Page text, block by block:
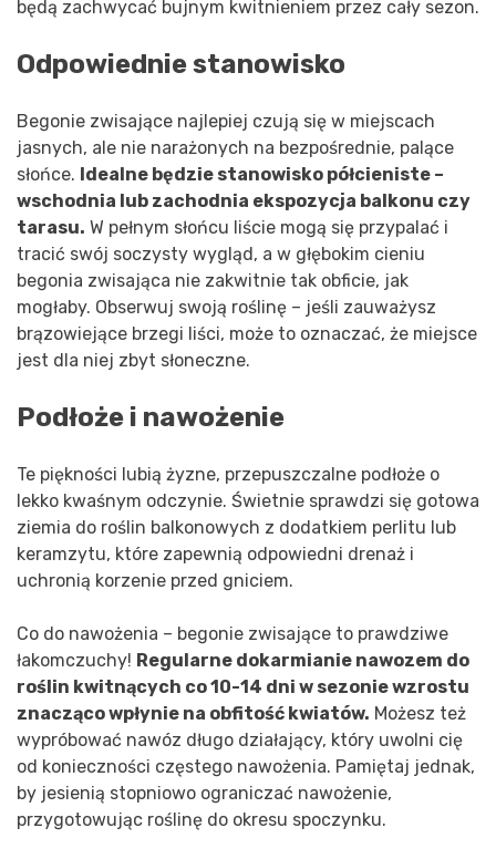
będą zachwycać bujnym kwitnieniem przez cały sezon.
Odpowiednie stanowisko
Begonie zwisające najlepiej czują się w miejscach
jasnych, ale nie narażonych na bezpośrednie, palące
słońce. Idealne będzie stanowisko półcieniste –
wschodnia lub zachodnia ekspozycja balkonu czy
tarasu. W pełnym słońcu liście mogą się przypalać i
tracić swój soczysty wygląd, a w głębokim cieniu
begonia zwisająca nie zakwitnie tak obficie, jak
mogłaby. Obserwuj swoją roślinę – jeśli zauważysz
brązowiejące brzegi liści, może to oznaczać, że miejsce
jest dla niej zbyt słoneczne.
Podłoże i nawożenie
Te piękności lubią żyzne, przepuszczalne podłoże o
lekko kwaśnym odczynie. Świetnie sprawdzi się gotowa
ziemia do roślin balkonowych z dodatkiem perlitu lub
keramzytu, które zapewnią odpowiedni drenaż i
uchronią korzenie przed gniciem.
Co do nawożenia – begonie zwisające to prawdziwe
łakomczuchy! Regularne dokarmianie nawozem do
roślin kwitnących co 10-14 dni w sezonie wzrostu
znacząco wpłynie na obfitość kwiatów. Możesz też
wypróbować nawóz długo działający, który uwolni cię
od konieczności częstego nawożenia. Pamiętaj jednak,
by jesienią stopniowo ograniczać nawożenie,
przygotowując roślinę do okresu spoczynku.